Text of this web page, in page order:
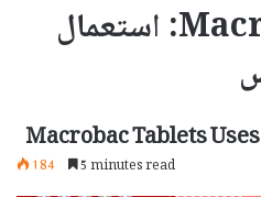
Macrobac Tablets: استعمال
Macrobac Tablets
184 5 minutes read